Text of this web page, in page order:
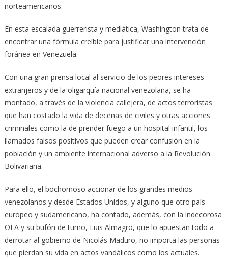
norteamericanos.
En esta escalada guerrerista y mediática, Washington trata de
encontrar una fórmula creíble para justificar una intervención
foránea en Venezuela.
Con una gran prensa local al servicio de los peores intereses
extranjeros y de la oligarquía nacional venezolana, se ha
montado, a través de la violencia callejera, de actos terroristas
que han costado la vida de decenas de civiles y otras acciones
criminales como la de prender fuego a un hospital infantil, los
llamados falsos positivos que pueden crear confusión en la
población y un ambiente internacional adverso a la Revolución
Bolivariana.
Para ello, el bochornoso accionar de los grandes medios
venezolanos y desde Estados Unidos, y alguno que otro país
europeo y sudamericano, ha contado, además, con la indecorosa
OEA y su bufón de turno, Luis Almagro, que lo apuestan todo a
derrotar al gobierno de Nicolás Maduro, no importa las personas
que pierdan su vida en actos vandálicos como los actuales.